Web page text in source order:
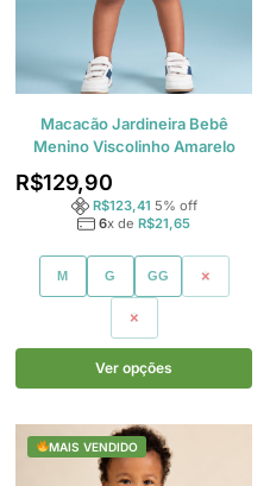
Macacão Jardineira Bebê
Menino Viscolinho Amarelo
R$129,90
R$123,41 5% off
6x de R$21,65
M G GG 1
2
Ver opções
MAIS VENDIDO